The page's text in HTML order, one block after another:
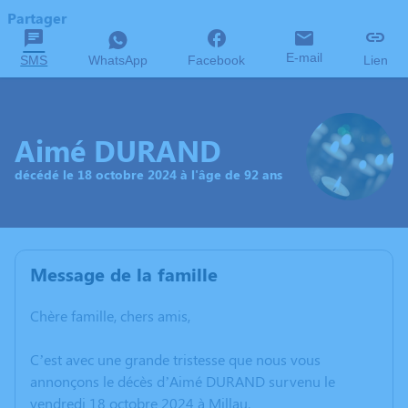
Partager
SMS WhatsApp Facebook E-mail Lien
Aimé DURAND
décédé le 18 octobre 2024 à l'âge de 92 ans
Message de la famille
Chère famille, chers amis,
C’est avec une grande tristesse que nous vous
annonçons le décès d’Aimé DURAND survenu le
vendredi 18 octobre 2024 à Millau.